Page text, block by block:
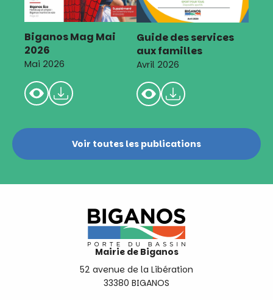
Biganos Mag Mai
2026
Mai 2026
Guide des services
aux familles
Avril 2026
Voir toutes les publications
Mairie de Biganos
52 avenue de la Libération
33380 BIGANOS